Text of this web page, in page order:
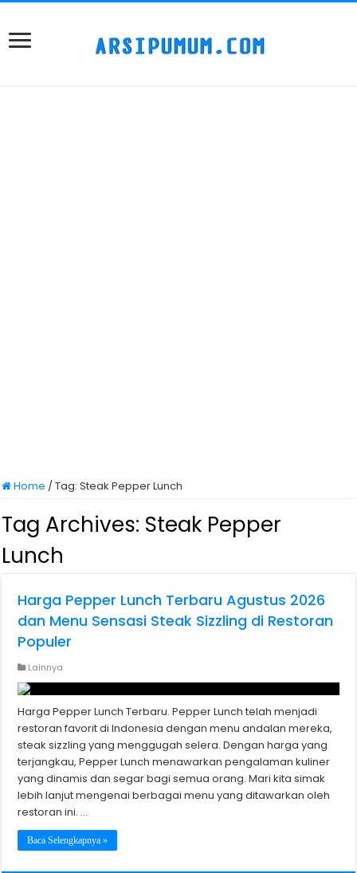
Home /Tag:Steak Pepper Lunch
Tag Archives: Steak Pepper
Lunch
Harga Pepper Lunch Terbaru Agustus 2026
dan Menu Sensasi Steak Sizzling di Restoran
Populer
Lainnya
Harga Pepper Lunch Terbaru. Pepper Lunch telah menjadi
restoran favorit di Indonesia dengan menu andalan mereka,
steak sizzling yang menggugah selera. Dengan harga yang
terjangkau, Pepper Lunch menawarkan pengalaman kuliner
yang dinamis dan segar bagi semua orang. Mari kita simak
lebih lanjut mengenai berbagai menu yang ditawarkan oleh
restoran ini. …
Baca Selengkapnya »